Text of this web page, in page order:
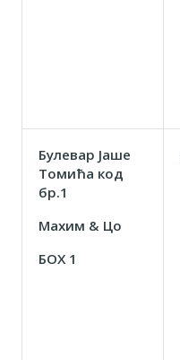
Булевар Јаше
Томића код
бр.1
Маxим & Цо
БОX 1